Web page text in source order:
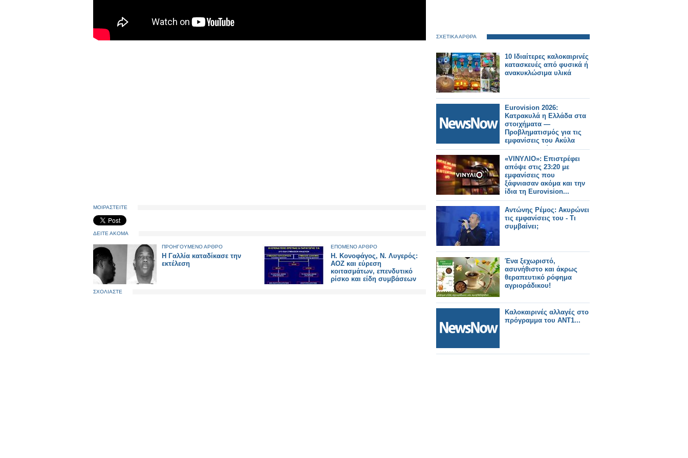
ΜΟΙΡΑΣΤΕΙΤΕ
ΔΕΙΤΕ ΑΚΟΜΑ
ΠΡΟΗΓΟΥΜΕΝΟ ΑΡΘΡΟ
Η Γαλλία καταδίκασε την
εκτέλεση
ΕΠΟΜΕΝΟ ΑΡΘΡΟ
Η. Κονοφάγος, Ν. Λυγερός:
ΑΟΖ και εύρεση
κοιτασμάτων, επενδυτικό
ρίσκο και είδη συμβάσεων
ΣΧΟΛΙΑΣΤΕ
ΣΧΕΤΙΚΑ ΑΡΘΡΑ
10 Ιδιαίτερες καλοκαιρινές
κατασκευές από φυσικά ή
ανακυκλώσιμα υλικά
Eurovision 2026:
Κατρακυλά η Ελλάδα στα
στοιχήματα —
Προβληματισμός για τις
εμφανίσεις του Ακύλα
στις συνεντεύξεις....
«VINYΛΙΟ»: Επιστρέφει
απόψε στις 23:20 με
εμφανίσεις που
ξάφνιασαν ακόμα και την
ίδια τη Eurovision...
Αντώνης Ρέμος: Ακυρώνει
τις εμφανίσεις του - Τι
συμβαίνει;
Ένα ξεχωριστό,
ασυνήθιστο και άκρως
θεραπευτικό ρόφημα
αγριοράδικου!
Καλοκαιρινές αλλαγές στο
πρόγραμμα του ΑΝΤ1...